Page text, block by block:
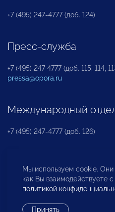
+7 (495) 247-4777 (доб. 124)
Пресс-служба
+7 (495) 247 4777 (доб. 115, 114,
pressa@opora.ru
Международный
+7 (495) 247-4777 (доб. 126)
Бюро по защите прав
инвесторов
Мы используем cookie. Они
как Вы взаимодействуете
политикой
Принять